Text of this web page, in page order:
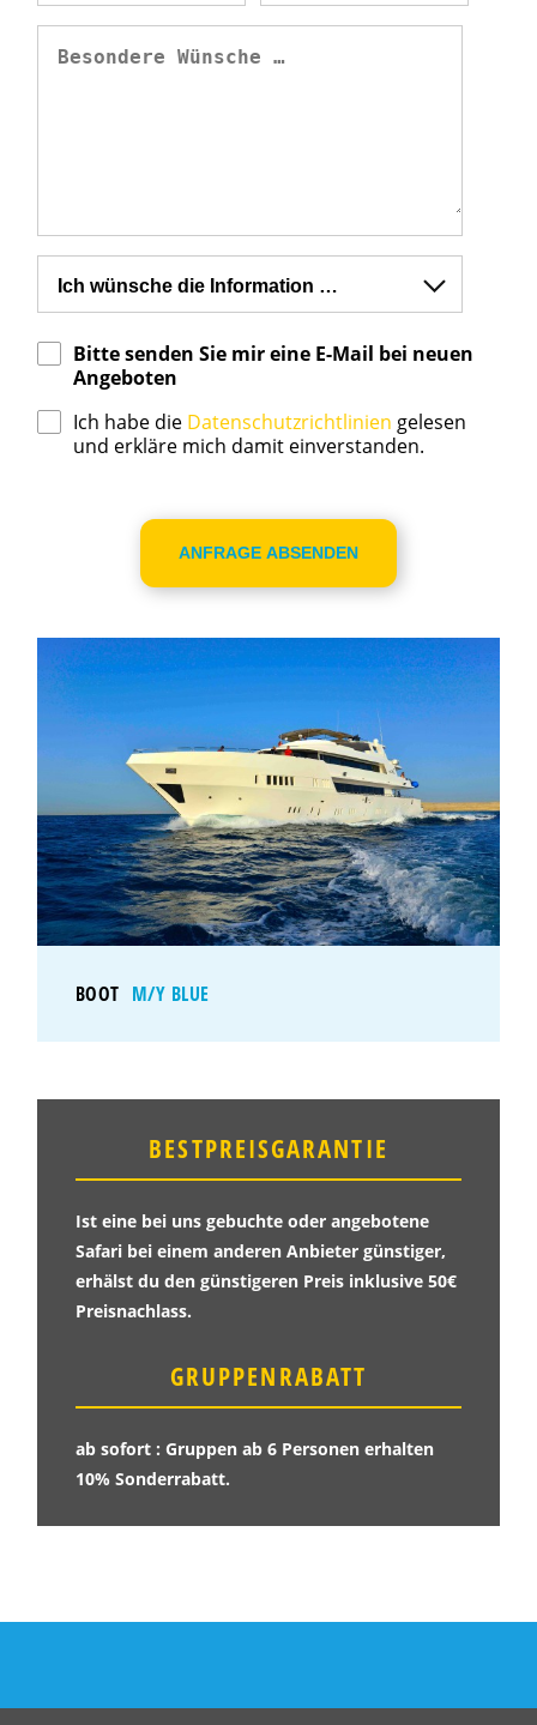
Bitte senden Sie mir eine E-Mail bei neuen
Angeboten
Ich habe die Datenschutzrichtlinien gelesen
und erkläre mich damit einverstanden.
BOOT M/Y BLUE
BESTPREISGARANTIE
Ist eine bei uns gebuchte oder angebotene
Safari bei einem anderen Anbieter günstiger,
erhälst du den günstigeren Preis inklusive 50€
Preisnachlass.
GRUPPENRABATT
ab sofort : Gruppen ab 6 Personen erhalten
10% Sonderrabatt.